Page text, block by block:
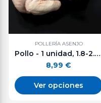
POLLERÍA ASENJO
Pollo - 1 unidad, 1.8-2.0 kg aprox.
8,99 €
Ver opciones